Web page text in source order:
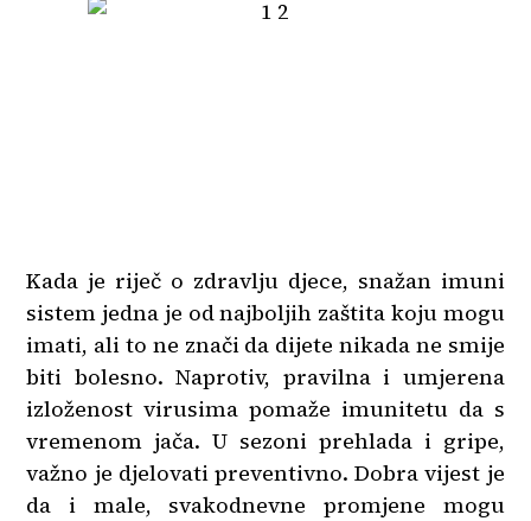
Kada je riječ o zdravlju djece, snažan imuni
sistem jedna je od najboljih zaštita koju mogu
imati, ali to ne znači da dijete nikada ne smije
biti bolesno. Naprotiv, pravilna i umjerena
izloženost virusima pomaže imunitetu da s
vremenom jača. U sezoni prehlada i gripe,
važno je djelovati preventivno. Dobra vijest je
da i male, svakodnevne promjene mogu